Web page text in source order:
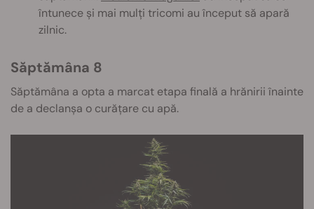
întunece și mai mulți tricomi au început să apară
zilnic.
Săptămâna 8
Săptămâna a opta a marcat etapa finală a hrănirii înainte
de a declanșa o curățare cu apă.